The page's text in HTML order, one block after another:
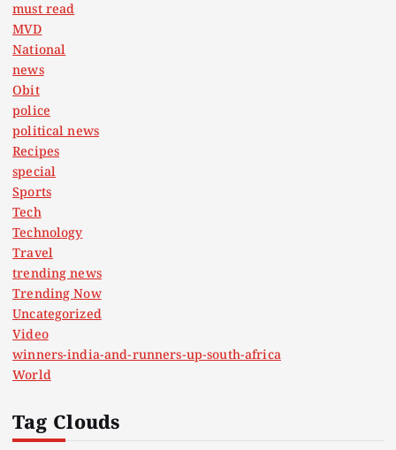
must read
MVD
National
news
Obit
police
political news
Recipes
special
Sports
Tech
Technology
Travel
trending news
Trending Now
Uncategorized
Video
winners-india-and-runners-up-south-africa
World
Tag Clouds